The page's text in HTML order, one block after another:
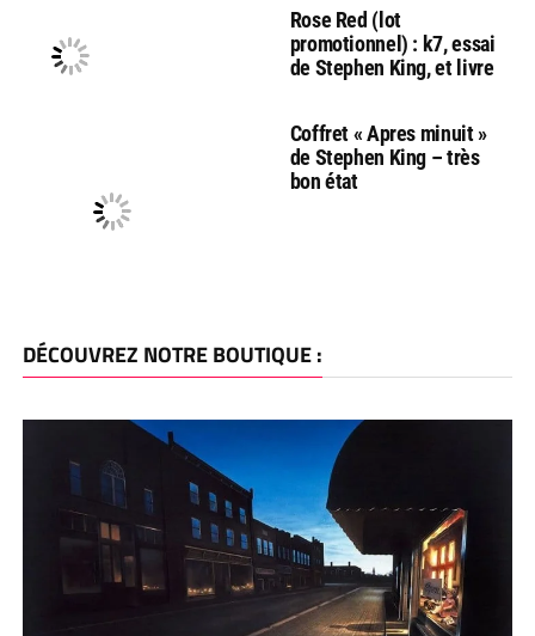
Rose Red (lot
promotionnel) : k7, essai
de Stephen King, et livre
Coffret « Apres minuit »
de Stephen King – très
bon état
DÉCOUVREZ NOTRE BOUTIQUE :